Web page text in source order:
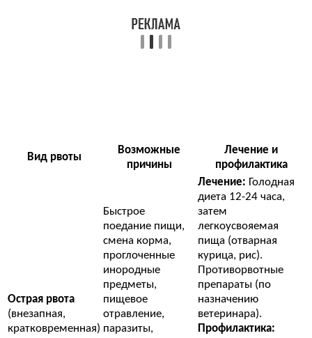
Вид рвоты
Возможные
причины
Лечение и
профилактика
Острая рвота
(внезапная,
кратковременная)
Быстрое
поедание пищи,
смена корма,
проглоченные
инородные
предметы,
пищевое
отравление,
паразиты,
Лечение: Голодная
диета 12-24 часа,
затем
легкоусвояемая
пища (отварная
курица, рис).
Противорвотные
препараты (по
назначению
ветеринара).
Профилактика: